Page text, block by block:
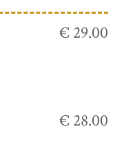
€ 29.00
€ 28.00